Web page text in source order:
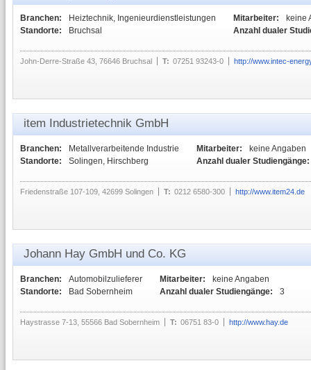
Branchen:
Heiztechnik, Ingenieurdienstleistungen
Standorte:
Bruchsal
Mitarbeiter:
keine
Anzahl dualer
John-Derre-Straße 43, 76646 Bruchsal T: 07251 93243-0 http://www.intec-
item Industrietechnik GmbH
Branchen:
Metallverarbeitende Industrie
Standorte:
Solingen, Hirschberg
Mitarbeiter:
keine Angaben
Anzahl dualer Studiengänge:
Friedenstraße 107-109, 42699 Solingen T: 0212 6580-300 http://www.item24.de
Johann Hay GmbH und Co. KG
Branchen:
Automobilzulieferer
Standorte:
Bad Sobernheim
Mitarbeiter:
keine Angaben
Anzahl dualer Studiengänge:
3
Haystrasse 7-13, 55566 Bad Sobernheim T: 06751 83-0 http://www.hay.de